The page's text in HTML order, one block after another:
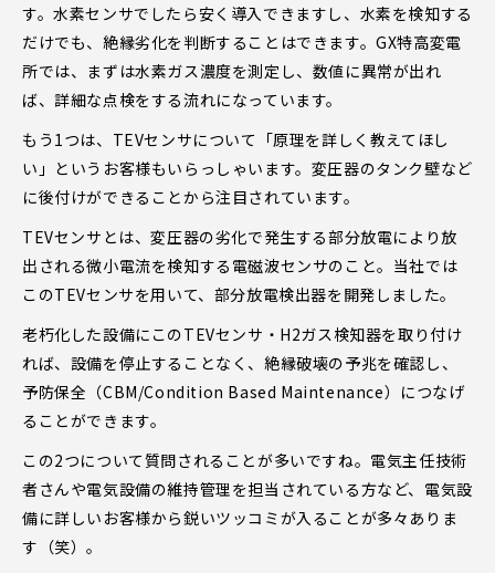
す。水素センサでしたら安く導入できますし、水素を検知する
だけでも、絶縁劣化を判断することはできます。GX特高変電
所では、まずは水素ガス濃度を測定し、数値に異常が出れ
ば、詳細な点検をする流れになっています。
もう1つは、TEVセンサについて「原理を詳しく教えてほし
い」というお客様もいらっしゃいます。変圧器のタンク壁など
に後付けができることから注目されています。
TEVセンサとは、変圧器の劣化で発生する部分放電により放
出される微小電流を検知する電磁波センサのこと。当社では
このTEVセンサを用いて、部分放電検出器を開発しました。
老朽化した設備にこのTEVセンサ・H2ガス検知器を取り付け
れば、設備を停止することなく、絶縁破壊の予兆を確認し、
予防保全（CBM/Condition Based Maintenance）につなげ
ることができます。
この2つについて質問されることが多いですね。電気主任技術
者さんや電気設備の維持管理を担当されている方など、電気設
備に詳しいお客様から鋭いツッコミが入ることが多々ありま
す（笑）。